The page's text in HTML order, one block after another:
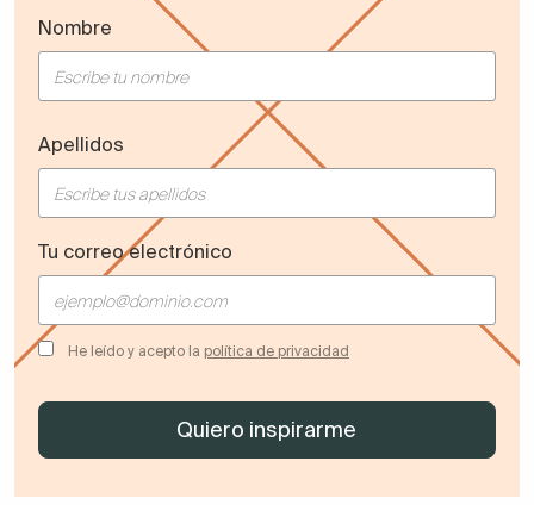
Nombre
Apellidos
Tu correo electrónico
He leído y acepto la política de privacidad